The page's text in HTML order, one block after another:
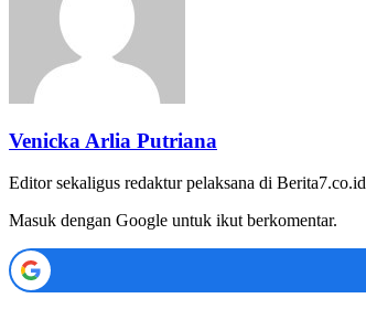
Venicka Arlia Putriana
Editor sekaligus redaktur pelaksana di Berita7.co.id
Masuk dengan Google untuk ikut berkomentar.